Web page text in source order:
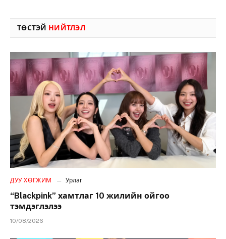
ТӨСТЭЙ НИЙТЛЭЛ
ДУУ ХӨГЖИМ Урлаг
“Blackpink” хамтлаг 10 жилийн ойгоо
тэмдэглэлээ
10/08/2026